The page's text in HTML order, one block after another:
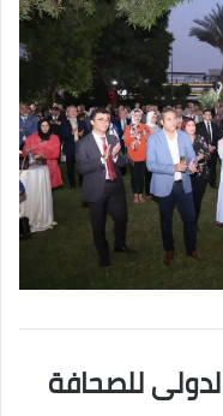
للصحافة